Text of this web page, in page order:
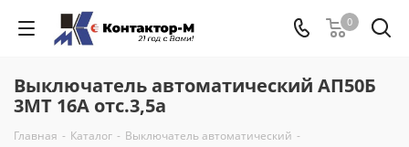
0
Выключатель автоматический АП50Б
3МТ 16А отс.3,5а
Главная - Каталог - Выключатель автоматический -